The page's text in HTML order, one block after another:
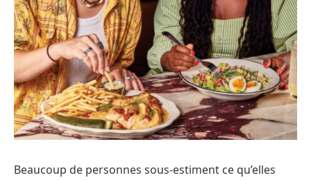
Beaucoup de personnes sous-estiment ce qu’elles